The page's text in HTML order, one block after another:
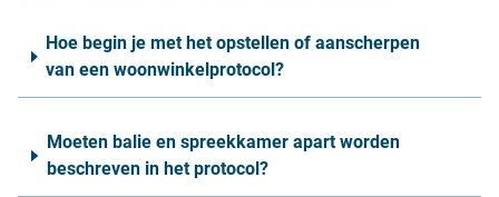
Hoe begin je met het opstellen of aanscherpen
van een woonwinkelprotocol?
Moeten balie en spreekkamer apart worden
beschreven in het protocol?